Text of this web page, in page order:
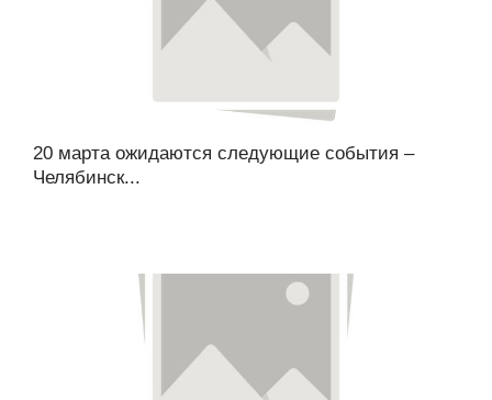
20 марта ожидаются следующие события –
Челябинск...